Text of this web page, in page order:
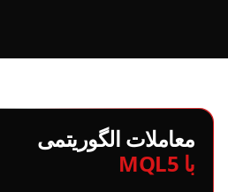
معاملات الگوریتمی
با MQL5